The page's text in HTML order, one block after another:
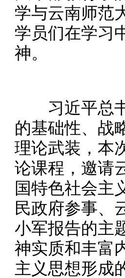
学与云南师范
学员们在学习
神。
习近平总书
的基础性、战
理论武装，本
论课程，邀请
国特色社会主
民政府参事、
小军报告的主
神实质和丰富
主义思想形成